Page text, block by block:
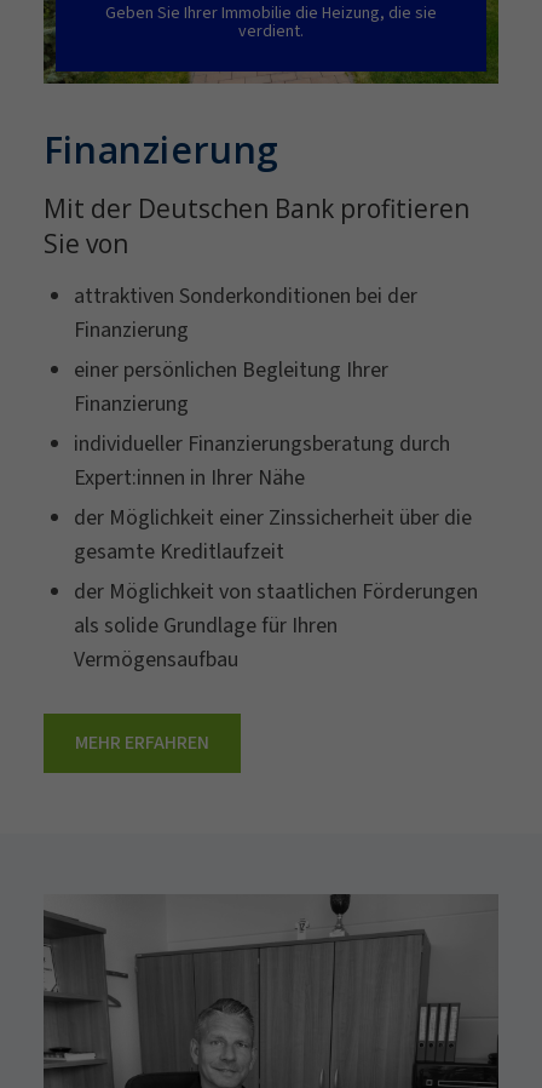
Geben Sie Ihrer Immobilie die Heizung, die sie
verdient.
Finanzierung
Mit der Deutschen Bank profitieren
Sie von
attraktiven Sonderkonditionen bei der
Finanzierung
einer persönlichen Begleitung Ihrer
Finanzierung
individueller Finanzierungsberatung durch
Expert:innen in Ihrer Nähe
der Möglichkeit einer Zinssicherheit über die
gesamte Kreditlaufzeit
der Möglichkeit von staatlichen Förderungen
als solide Grundlage für Ihren
Vermögensaufbau
MEHR ERFAHREN